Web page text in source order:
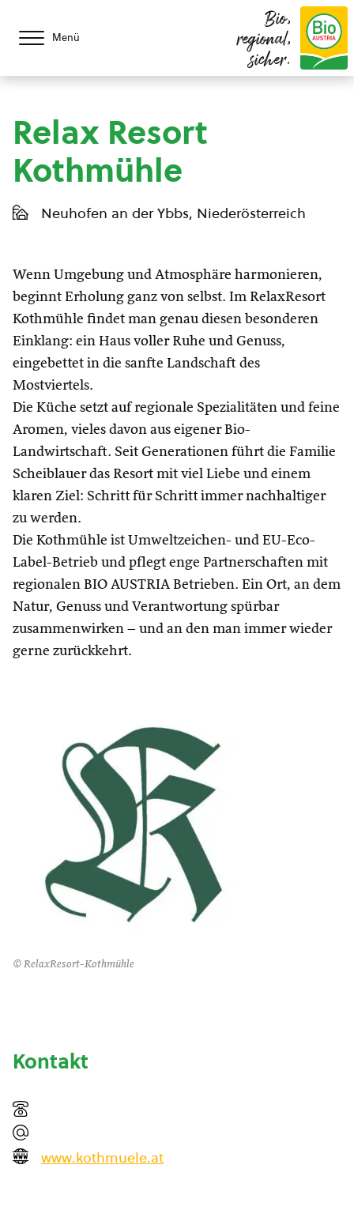
Menü
Bio,
regional,
sicher.
Relax Resort
Kothmühle
Neuhofen an der Ybbs, Niederösterreich
Wenn Umgebung und Atmosphäre harmonieren,
beginnt Erholung ganz von selbst. Im RelaxResort
Kothmühle findet man genau diesen besonderen
Einklang: ein Haus voller Ruhe und Genuss,
eingebettet in die sanfte Landschaft des
Mostviertels.
Die Küche setzt auf regionale Spezialitäten und feine
Aromen, vieles davon aus eigener Bio-
Landwirtschaft. Seit Generationen führt die Familie
Scheiblauer das Resort mit viel Liebe und einem
klaren Ziel: Schritt für Schritt immer nachhaltiger
zu werden.
Die Kothmühle ist Umweltzeichen- und EU-Eco-
Label-Betrieb und pflegt enge Partnerschaften mit
regionalen BIO AUSTRIA Betrieben. Ein Ort, an dem
Natur, Genuss und Verantwortung spürbar
zusammenwirken – und an den man immer wieder
gerne zurückkehrt.
© RelaxResort-Kothmühle
Kontakt
www.kothmuele.at